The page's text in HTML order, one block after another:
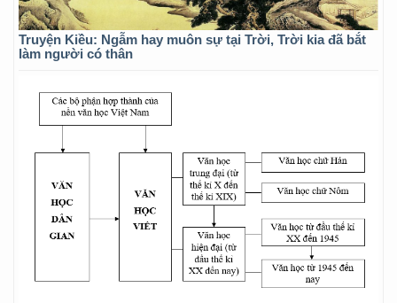
Truyện Kiều: Ngẫm hay muôn sự tại Trời, Trời kia đã bắt
làm người có thân